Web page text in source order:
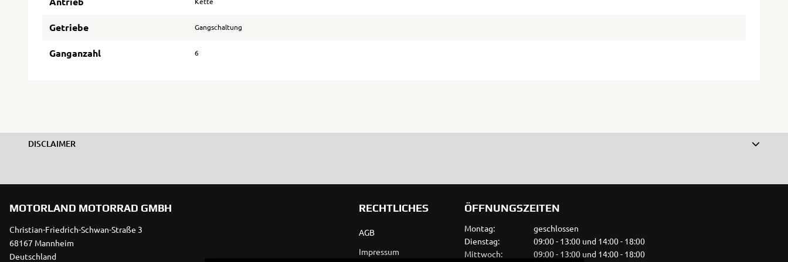
Getriebe Gangschaltung
Ganganzahl 6
DISCLAIMER
MOTORLAND MOTORRAD GMBH
Christian-Friedrich-Schwan-Straße 3
68167 Mannheim
Deutschland
RECHTLICHES
AGB
Impressum
ÖFFNUNGSZEITEN
Montag:
geschlossen
Dienstag:
09:00 - 13:00 und 14:00 - 18:00
Mittwoch:
09:00 - 13:00 und 14:00 - 18:00